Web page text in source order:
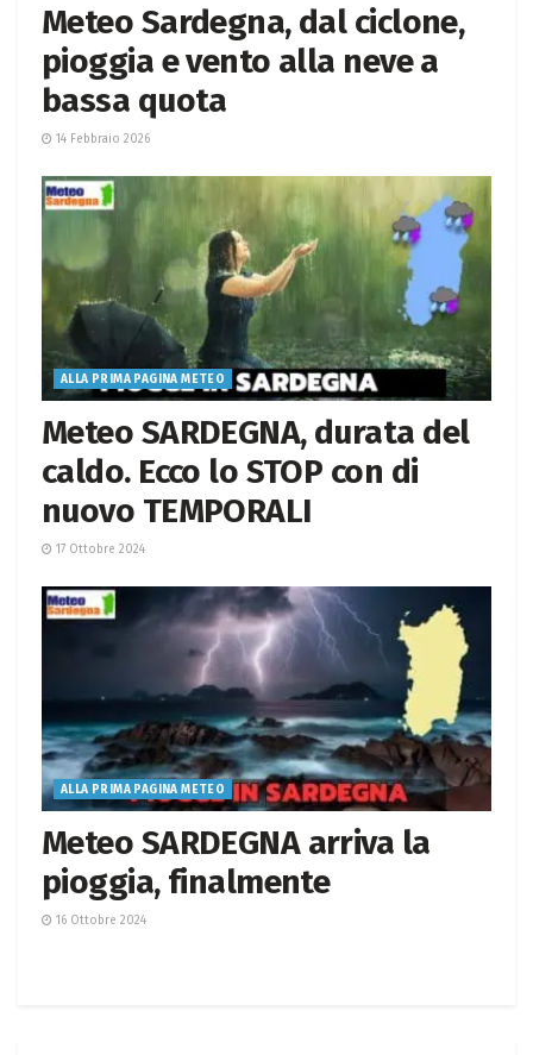
Meteo Sardegna, dal ciclone,
pioggia e vento alla neve a
bassa quota
14 Febbraio 2026
ALLA PRIMA PAGINA METEO
Meteo SARDEGNA, durata del
caldo. Ecco lo STOP con di
nuovo TEMPORALI
17 Ottobre 2024
ALLA PRIMA PAGINA METEO
Meteo SARDEGNA arriva la
pioggia, finalmente
16 Ottobre 2024